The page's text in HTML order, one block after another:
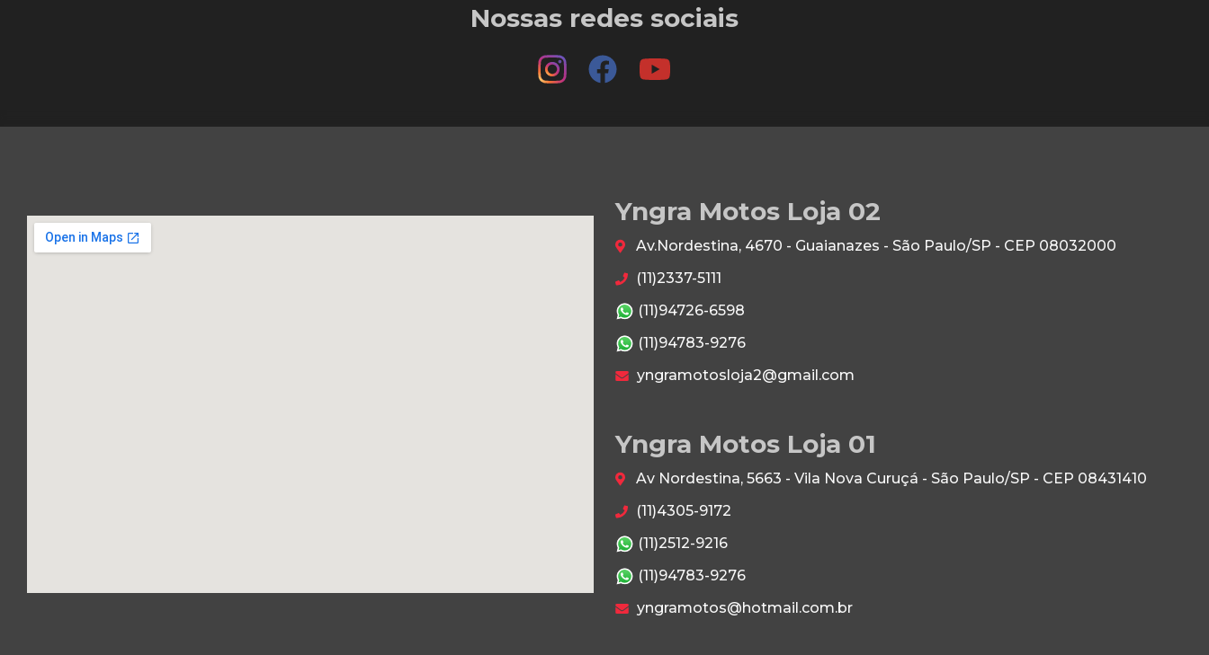
Nossas redes sociais
Yngra Motos Loja 02
Av.Nordestina, 4670 - Guaianazes - São Paulo/SP - CEP 08032000
(11)2337-5111
(11)94726-6598
(11)94783-9276
yngramotosloja2@gmail.com
Yngra Motos Loja 01
Av Nordestina, 5663 - Vila Nova Curuçá - São Paulo/SP - CEP 08431410
(11)4305-9172
(11)2512-9216
(11)94783-9276
yngramotos@hotmail.com.br